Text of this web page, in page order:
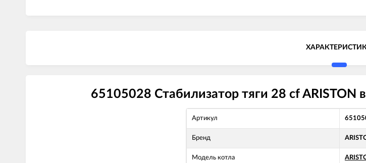
65105028 Стабилизатор тяги 28 cf ARISTON
Артикул
Бренд
Модель котла